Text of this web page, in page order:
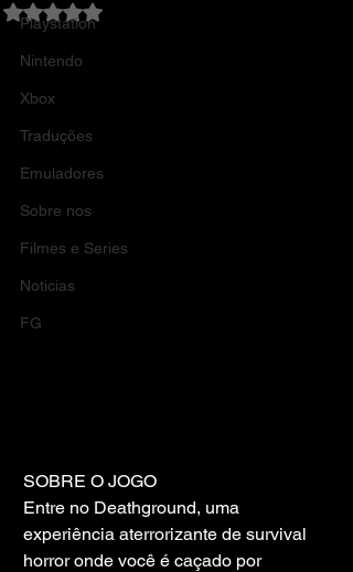
Playstation
Nintendo
Xbox
Traduções
Emuladores
Sobre nos
Filmes e Series
Noticias
FG
Avaliado com NaN de 5 estrelas.
SOBRE O JOGO
Entre no Deathground, uma
experiência aterrorizante de survival
horror onde você é caçado por